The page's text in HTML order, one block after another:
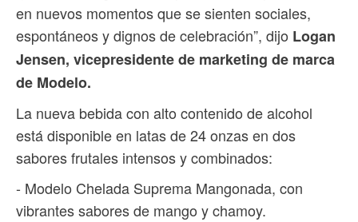
en nuevos momentos que se sienten sociales,
espontáneos y dignos de celebración”, dijo Logan
Jensen, vicepresidente de marketing de marca
de Modelo.
La nueva bebida con alto contenido de alcohol
está disponible en latas de 24 onzas en dos
sabores frutales intensos y combinados:
- Modelo Chelada Suprema Mangonada, con
vibrantes sabores de mango y chamoy.